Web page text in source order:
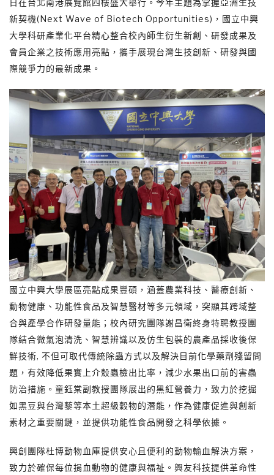
日在台北南港展覽館四樓盛大舉行。今年主題為掌握亞洲生技
新契機(Next Wave of Biotech Opportunities)，國立中興
大學科研產業化平台精心整合校內師生衍生新創、研發成果及
會員企業之技術應用亮點，攜手展現台灣生技創新、研發與國
際競爭力的最新成果。
國立中興大學展區亮點成果豐碩，涵蓋農業科技、醫療創新、
動物健康、功能性食品及智慧醫材等多元領域，突顯其跨域整
合與產學合作研發量能；校內研究團隊謝昌衛終身特聘教授團
隊結合微氣泡清洗、智慧辨識以及仿生包裝的農產品採收後保
鮮技術, 不但可取代傳統除蟲方式以及解決目前化學藥劑殘留問
題，有效降低果實上介殼蟲檢出比率，減少水果出口前的害蟲
防治措施。童鈺棠副教授團隊展出的黑紅營養力，致力於挖掘
如黑豆與台灣藜等本土超級穀物的潛能，作為健康促進與創新
素材之重要關鍵，並提供功能性食品開發之科學依據。
興創團隊杜博動物血庫提供安心且便利的動物輸血解決方案，
致力於確保每位捐血動物的健康與福祉。興友科技提供革命性